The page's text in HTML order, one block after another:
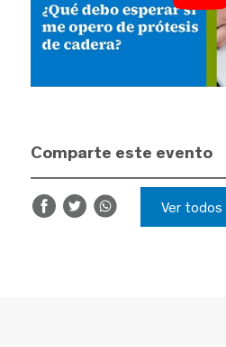
Comparte este evento
Ver